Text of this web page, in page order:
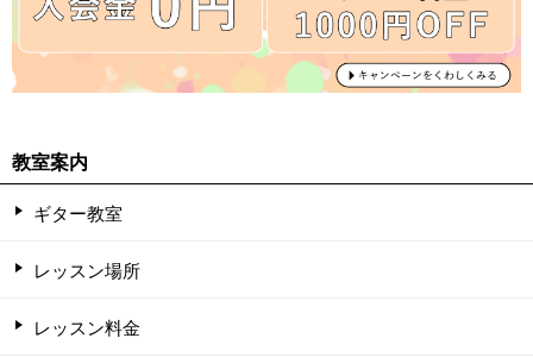
教室案内
ギター教室
レッスン場所
レッスン料金